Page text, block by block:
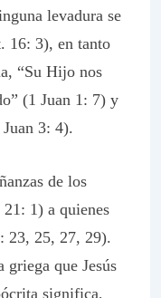
levadura se
16: 3), en tanto
“Su Hijo nos
(1 Juan 1: 7) y
3: 4).
de los
1) a quienes
23, 25, 27, 29).
griega que Jesús
significa,